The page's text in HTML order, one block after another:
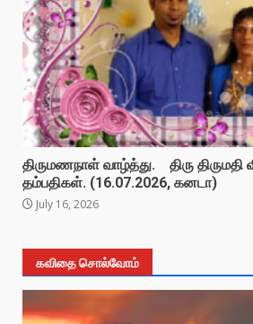
திருமணநாள் வாழ்த்து. திரு
தம்பதிகள். (16.07.2026, கனடா)
July 16, 2026
கவிதை சொல்வோம்